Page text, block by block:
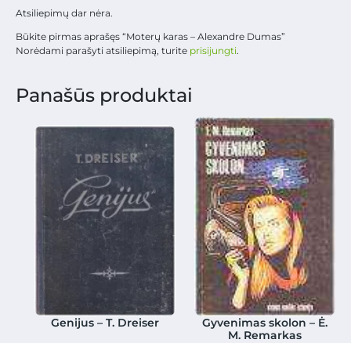
Atsiliepimų dar nėra.
Būkite pirmas aprašęs “Moterų karas – Alexandre Dumas”
Norėdami parašyti atsiliepimą, turite prisijungti.
Panašūs produktai
Genijus – T. Dreiser
Gyvenimas skolon – Ė.
M. Remarkas